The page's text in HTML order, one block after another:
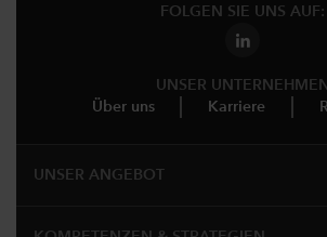
FOLGEN SIE UNS AUF:
UNSER UNTERNEHMEN
Über uns
Karriere
UNSER ANGEBOT